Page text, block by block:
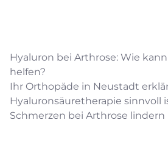
Hyaluron bei Arthrose: Wie
helfen?
Ihr Orthopäde in Neustadt
Hyaluronsäuretherapie sinnvoll
Schmerzen bei Arthrose lindern